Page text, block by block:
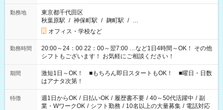
勤務地
東京都千代田区
秋葉原駅 / 神保町駅 / 麹町駅 / …
オフィス・学校など
勤務時間
20:00～24：00 22：00～翌7:00 …など1日4時間～OK！ その他
シフトもございます！ お気軽にご相談ください！
期間
激短1日～OK！ ■もちろん即日スタートもOK！ ■曜日・日数
はアナタ次第！
特徴 週1日からOK / 日払いOK / 履歴書不要 / 40～50代活躍中 / 副
業・WワークOK / シフト勤務 / 10名以上の大量募集 / 電話対応